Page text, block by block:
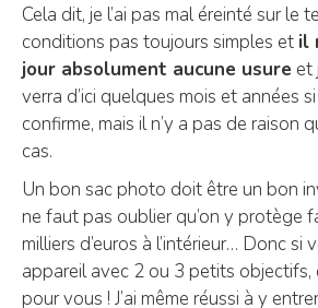
Cela dit, je l’ai pas mal éreinté sur le
conditions pas toujours simples et il
jour absolument aucune usure et
verra d’ici quelques mois et années
confirme, mais il n’y a pas de raison
cas.
Un bon sac photo doit être un bon
ne faut pas oublier qu’on y protège
milliers d’euros à l’intérieur… Donc si
appareil avec 2 ou 3 petits
pour vous ! J’ai même réussi à y